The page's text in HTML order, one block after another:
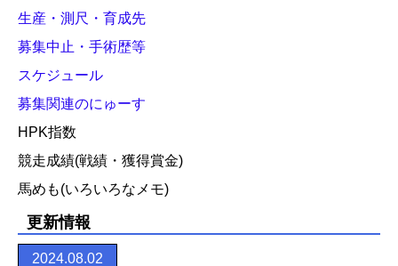
生産・測尺・育成先
募集中止・手術歴等
スケジュール
募集関連のにゅーす
HPK指数
競走成績(戦績・獲得賞金)
馬めも(いろいろなメモ)
更新情報
2024.08.02